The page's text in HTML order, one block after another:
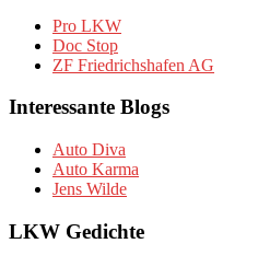
Pro LKW
Doc Stop
ZF Friedrichshafen AG
Interessante Blogs
Auto Diva
Auto Karma
Jens Wilde
LKW Gedichte